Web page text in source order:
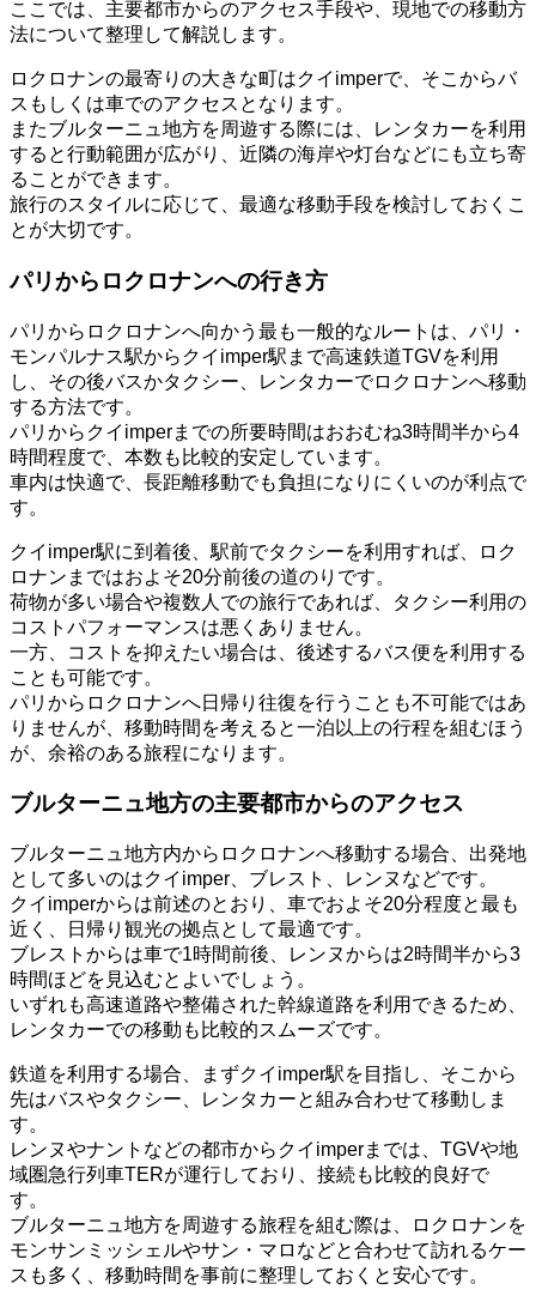
ここでは、主要都市からのアクセス手段や、現地での移動方
法について整理して解説します。
ロクロナンの最寄りの大きな町はクイimperで、そこからバ
スもしくは車でのアクセスとなります。
またブルターニュ地方を周遊する際には、レンタカーを利用
すると行動範囲が広がり、近隣の海岸や灯台などにも立ち寄
ることができます。
旅行のスタイルに応じて、最適な移動手段を検討しておくこ
とが大切です。
パリからロクロナンへの行き方
パリからロクロナンへ向かう最も一般的なルートは、パリ・
モンパルナス駅からクイimper駅まで高速鉄道TGVを利用
し、その後バスかタクシー、レンタカーでロクロナンへ移動
する方法です。
パリからクイimperまでの所要時間はおおむね3時間半から4
時間程度で、本数も比較的安定しています。
車内は快適で、長距離移動でも負担になりにくいのが利点で
す。
クイimper駅に到着後、駅前でタクシーを利用すれば、ロク
ロナンまではおよそ20分前後の道のりです。
荷物が多い場合や複数人での旅行であれば、タクシー利用の
コストパフォーマンスは悪くありません。
一方、コストを抑えたい場合は、後述するバス便を利用する
ことも可能です。
パリからロクロナンへ日帰り往復を行うことも不可能ではあ
りませんが、移動時間を考えると一泊以上の行程を組むほう
が、余裕のある旅程になります。
ブルターニュ地方の主要都市からのアクセス
ブルターニュ地方内からロクロナンへ移動する場合、出発地
として多いのはクイimper、ブレスト、レンヌなどです。
クイimperからは前述のとおり、車でおよそ20分程度と最も
近く、日帰り観光の拠点として最適です。
ブレストからは車で1時間前後、レンヌからは2時間半から3
時間ほどを見込むとよいでしょう。
いずれも高速道路や整備された幹線道路を利用できるため、
レンタカーでの移動も比較的スムーズです。
鉄道を利用する場合、まずクイimper駅を目指し、そこから
先はバスやタクシー、レンタカーと組み合わせて移動しま
す。
レンヌやナントなどの都市からクイimperまでは、TGVや地
域圏急行列車TERが運行しており、接続も比較的良好で
す。
ブルターニュ地方を周遊する旅程を組む際は、ロクロナンを
モンサンミッシェルやサン・マロなどと合わせて訪れるケー
スも多く、移動時間を事前に整理しておくと安心です。